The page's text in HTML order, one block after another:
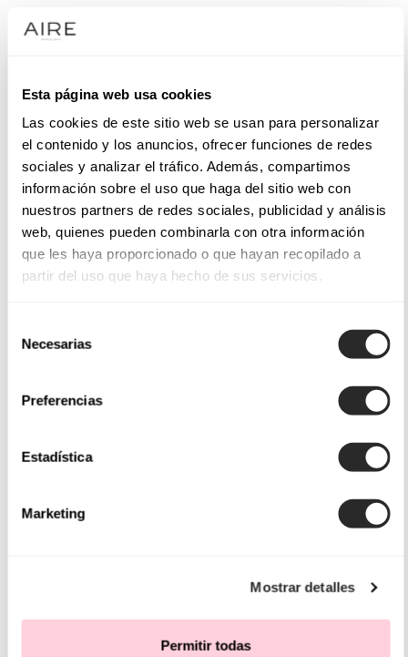
Esta página web usa cookies
Las cookies de este sitio web se usan para personalizar
el contenido y los anuncios, ofrecer funciones de redes
sociales y analizar el tráfico. Además, compartimos
información sobre el uso que haga del sitio web con
nuestros partners de redes sociales, publicidad y análisis
web, quienes pueden combinarla con otra información
que les haya proporcionado o que hayan recopilado a
partir del uso que haya hecho de sus servicios.
Necesarias
Preferencias
Estadística
Marketing
Mostrar detalles
Permitir todas